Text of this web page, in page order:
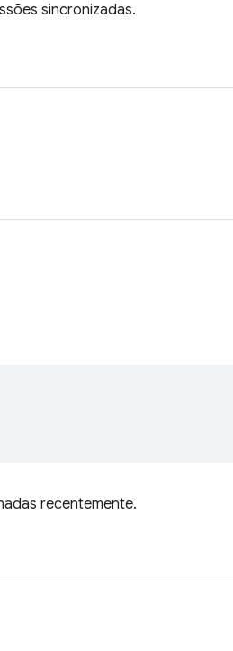
sincronizadas.
recentemente.